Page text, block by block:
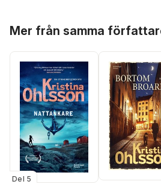
Mer från samma
Del 5